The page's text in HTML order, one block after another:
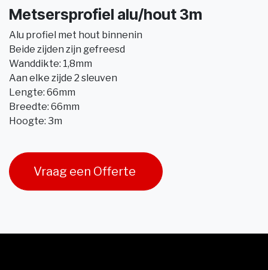
Metsersprofiel alu/hout 3m
Alu profiel met hout binnenin
Beide zijden zijn gefreesd
Wanddikte: 1,8mm
Aan elke zijde 2 sleuven
Lengte: 66mm
Breedte: 66mm
Hoogte: 3m
Vraag een Offerte